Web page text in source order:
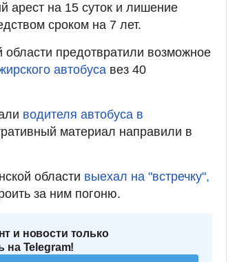
арест на 15 суток и лишение
сроком на 7 лет.
предотвратили возможное
автобуса вез 40
водителя автобуса в
материал направили в
области выехал на "встречку",
за ним погоню.
и новости только
на Telegram!